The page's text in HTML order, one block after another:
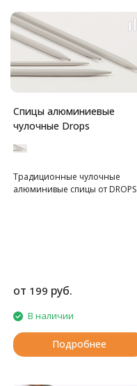
Спицы алюминиевые
чулочные Drops
Традиционные чулочные
алюминивые спицы от DROPS
от 199 руб.
В наличии
Подробнее